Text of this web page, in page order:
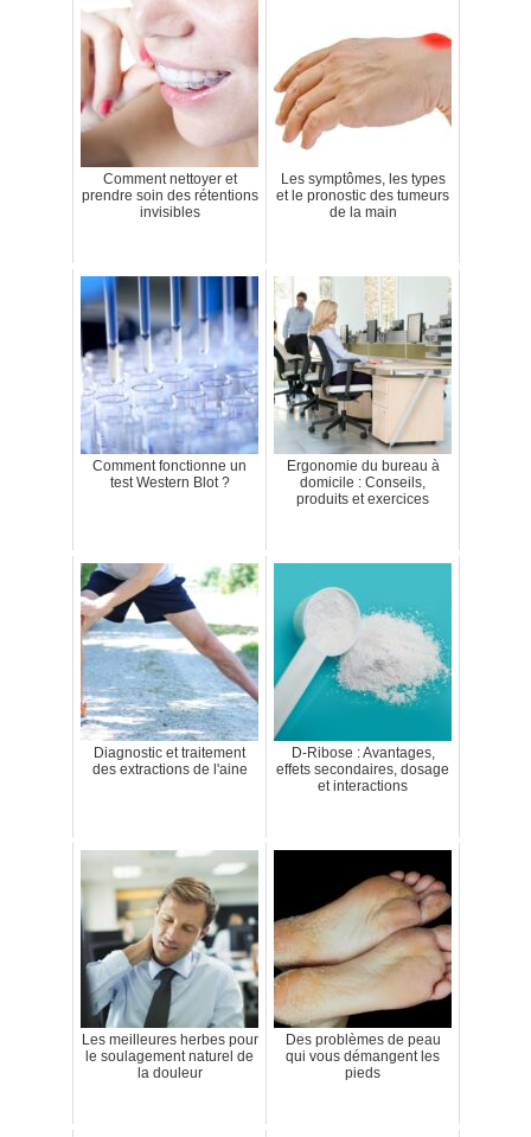
Comment nettoyer et
prendre soin des rétentions
invisibles
Les symptômes, les types
et le pronostic des tumeurs
de la main
Comment fonctionne un
test Western Blot ?
Ergonomie du bureau à
domicile : Conseils,
produits et exercices
Diagnostic et traitement
des extractions de l'aine
D-Ribose : Avantages,
effets secondaires, dosage
et interactions
Les meilleures herbes pour
le soulagement naturel de
la douleur
Des problèmes de peau
qui vous démangent les
pieds